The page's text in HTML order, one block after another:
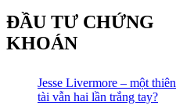
ĐẦU TƯ CHỨNG
KHOÁN
Jesse Livermore – một thiên
tài vẫn hai lần trắng tay?